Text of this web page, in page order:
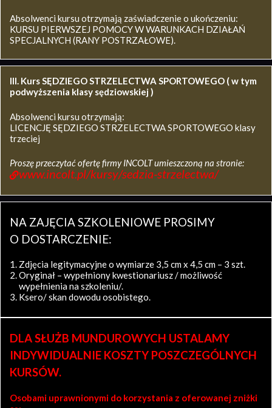
Absolwenci kursu otrzymają zaświadczenie o ukończeniu:
KURSU PIERWSZEJ POMOCY W WARUNKACH DZIAŁAŃ
SPECJALNYCH (RANY POSTRZAŁOWE).
III. Kurs SĘDZIEGO STRZELECTWA SPORTOWEGO ( w tym
podwyższenia klasy sędziowskiej )
Absolwenci kursu otrzymają:
LICENCJĘ SĘDZIEGO STRZELECTWA SPORTOWEGO klasy
trzeciej
Proszę przeczytać ofertę firmy INCOLT umieszczoną na stronie:
www.incolt.pl/kursy/sedzia-strzelectwa/
NA ZAJĘCIA SZKOLENIOWE PROSIMY
O DOSTARCZENIE:
Zdjęcia legitymacyjne o wymiarze 3,5 cm x 4,5 cm – 3 szt.
Oryginał – wypełniony kwestionariusz / możliwość
wypełnienia na szkoleniu/.
Ksero/ skan dowodu osobistego.
DLA SŁUŻB MUNDUROWYCH USTALAMY
INDYWIDUALNIE KOSZTY POSZCZEGÓLNYCH
KURSÓW.
Osobami uprawnionymi do korzystania z oferowanej zniżki